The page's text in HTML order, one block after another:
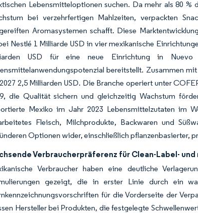
Lebensmitteloptionen suchen. Da mehr als 80
bei verzehrfertigen Mahlzeiten, verpackten
Aromasystemen schafft. Diese
Nestlé 1 Milliarde USD in vier mexikanische
USD für eine neue Einrichtung in Nuevo
bereitstellt. Zusammen
2,5 Milliarden USD. Die Branche operiert unter
die Qualität sichern und gleichzeitig Wachstum
Mexiko im Jahr 2023 Lebensmittelzutaten im
Fleisch, Milchprodukte, Backwaren und
Optionen wider, einschließlich pflanzenbasierter,
Verbraucherpräferenz für Clean-Label-
Verbraucher haben eine deutliche
gezeigt, die in erster Linie durch ein
für die Vorderseite der
Hersteller bei Produkten, die festgelegte